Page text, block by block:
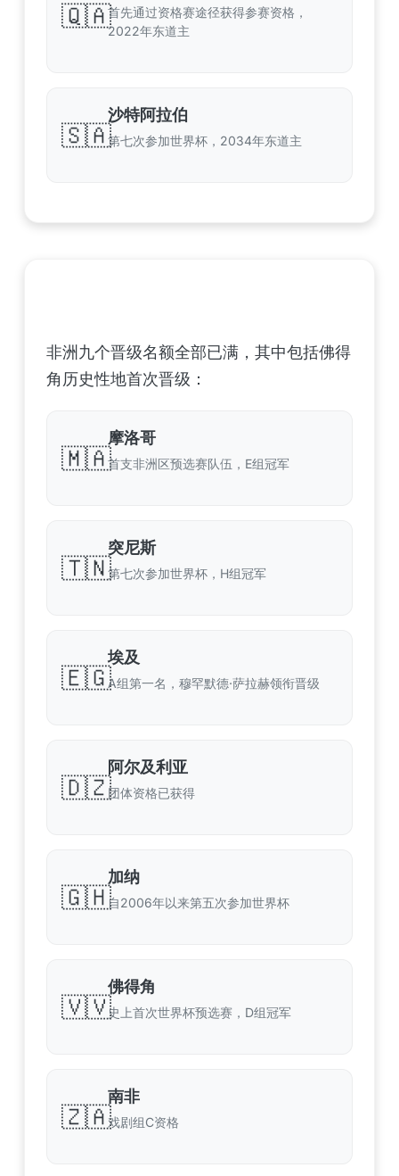
🇶🇦首先通过资格赛途径获得参赛资格，
2022年东道主
🇸🇦
沙特阿拉伯
第七次参加世界杯，2034年东道主
非洲九个晋级名额全部已满，其中包括佛得
角历史性地首次晋级：
🇲🇦
摩洛哥
首支非洲区预选赛队伍，E组冠军
🇹🇳
突尼斯
第七次参加世界杯，H组冠军
🇪🇬
埃及
A组第一名，穆罕默德·萨拉赫领衔晋级
🇩🇿
阿尔及利亚
团体资格已获得
🇬🇭
加纳
自2006年以来第五次参加世界杯
🇻🇻
佛得角
史上首次世界杯预选赛，D组冠军
🇿🇦
南非
戏剧组C资格